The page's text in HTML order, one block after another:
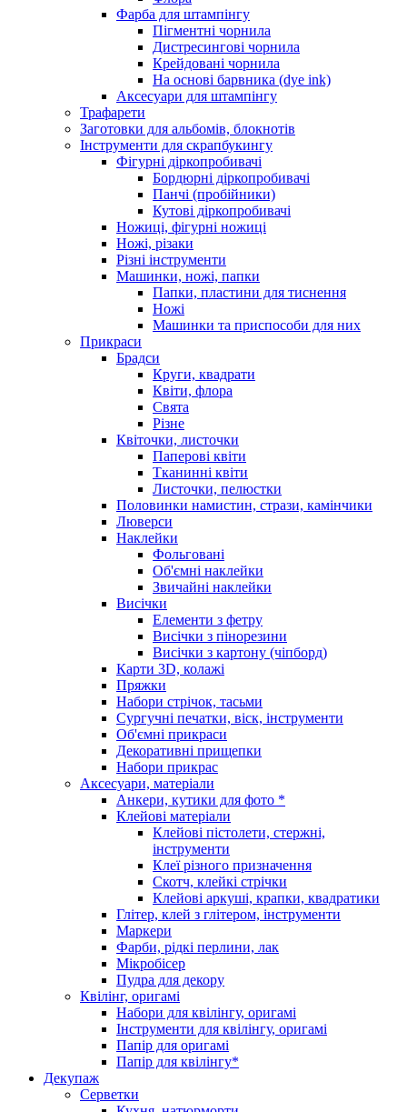
Фарба для штампінгу
Пігментні чорнила
Дистресингові чорнила
Крейдовані чорнила
На основі барвника (dye ink)
Аксесуари для штампінгу
Трафарети
Заготовки для альбомів, блокнотів
Інструменти для скрапбукингу
Фігурні діркопробивачі
Бордюрні діркопробивачі
Панчі (пробійники)
Кутові діркопробивачі
Ножиці, фігурні ножиці
Ножі, різаки
Різні інструменти
Машинки, ножі, папки
Папки, пластини для тиснення
Ножі
Машинки та приспособи для них
Прикраси
Брадси
Круги, квадрати
Квіти, флора
Свята
Різне
Квіточки, листочки
Паперові квіти
Тканинні квіти
Листочки, пелюстки
Половинки намистин, стрази, камінчики
Люверси
Наклейки
Фольговані
Об'ємні наклейки
Звичайні наклейки
Висічки
Елементи з фетру
Висічки з пінорезини
Висічки з картону (чіпборд)
Карти 3D, колажі
Пряжки
Набори стрічок, тасьми
Сургучні печатки, віск, інструменти
Об'ємні прикраси
Декоративні прищепки
Набори прикрас
Аксесуари, матеріали
Анкери, кутики для фото *
Клейові матеріали
Клейові пістолети, стержні,
інструменти
Клеї різного призначення
Скотч, клейкі стрічки
Клейові аркуші, крапки, квадратики
Глітер, клей з глітером, інструменти
Маркери
Фарби, рідкі перлини, лак
Мікробісер
Пудра для декору
Квілінг, оригамі
Набори для квілінгу, оригамі
Інструменти для квілінгу, оригамі
Папір для оригамі
Папір для квілінгу*
Декупаж
Серветки